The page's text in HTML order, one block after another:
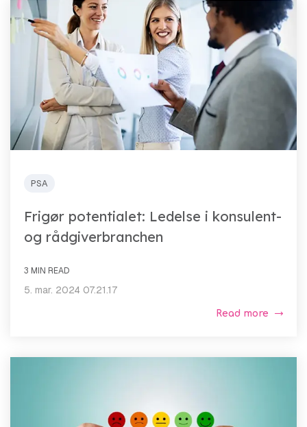
PSA
Frigør potentialet: Ledelse i konsulent-
og rådgiverbranchen
3 MIN READ
5. mar. 2024 07.21.17
Read more